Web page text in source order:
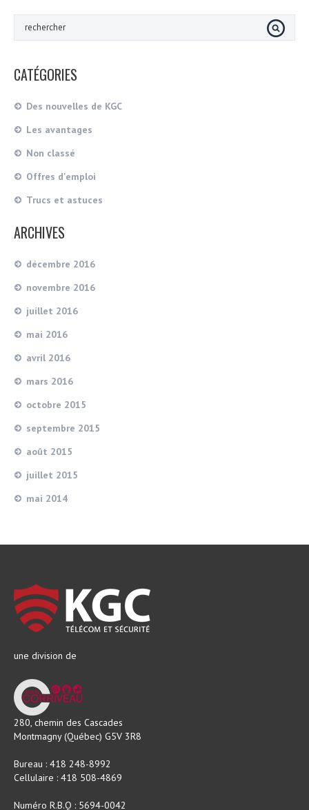
CATÉGORIES
Des nouvelles de KGC
Les avantages
Non classé
Offres d'emploi
Trucs et astuces
ARCHIVES
décembre 2016
novembre 2016
juillet 2016
mai 2016
avril 2016
mars 2016
octobre 2015
septembre 2015
août 2015
juillet 2015
mai 2014
une division de
280, chemin des Cascades
Montmagny (Québec) G5V 3R8
Bureau : 418 248-8992
Cellulaire : 418 508-4869
Numéro R.B.Q : 5694-0042